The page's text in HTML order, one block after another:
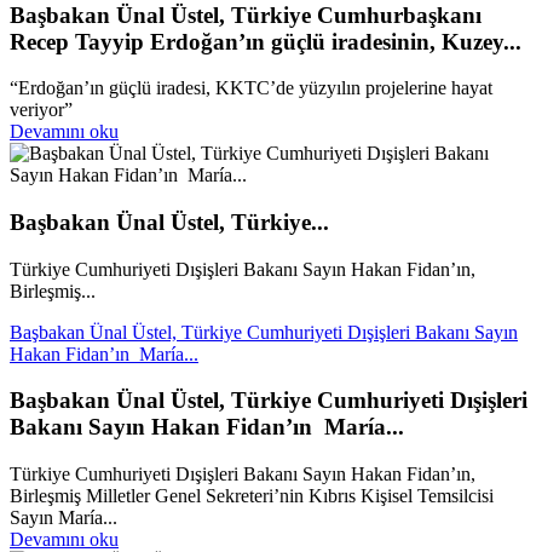
Başbakan Ünal Üstel, Türkiye Cumhurbaşkanı
Recep Tayyip Erdoğan’ın güçlü iradesinin, Kuzey...
“Erdoğan’ın güçlü iradesi, KKTC’de yüzyılın projelerine hayat
veriyor”
Devamını oku
Başbakan Ünal Üstel, Türkiye...
Türkiye Cumhuriyeti Dışişleri Bakanı Sayın Hakan Fidan’ın,
Birleşmiş...
Başbakan Ünal Üstel, Türkiye Cumhuriyeti Dışişleri Bakanı Sayın
Hakan Fidan’ın María...
Başbakan Ünal Üstel, Türkiye Cumhuriyeti Dışişleri
Bakanı Sayın Hakan Fidan’ın María...
Türkiye Cumhuriyeti Dışişleri Bakanı Sayın Hakan Fidan’ın,
Birleşmiş Milletler Genel Sekreteri’nin Kıbrıs Kişisel Temsilcisi
Sayın María...
Devamını oku